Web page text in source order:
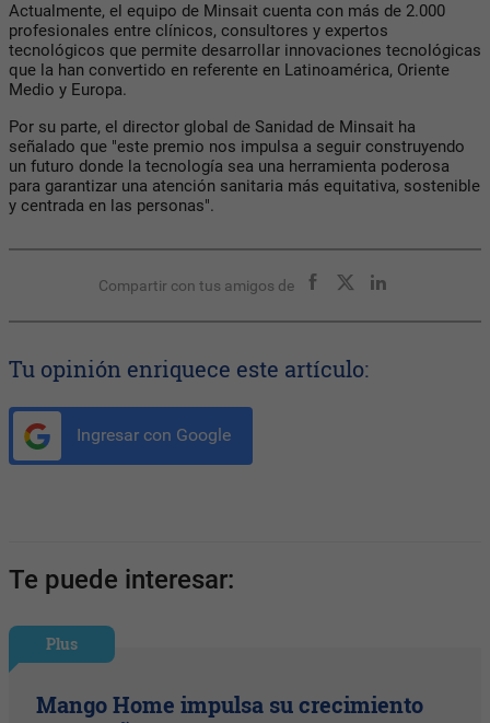
Actualmente, el equipo de Minsait cuenta con más de 2.000
profesionales entre clínicos, consultores y expertos
tecnológicos que permite desarrollar innovaciones tecnológicas
que la han convertido en referente en Latinoamérica, Oriente
Medio y Europa.
Por su parte, el director global de Sanidad de Minsait ha
señalado que "este premio nos impulsa a seguir construyendo
un futuro donde la tecnología sea una herramienta poderosa
para garantizar una atención sanitaria más equitativa, sostenible
y centrada en las personas".
Compartir con tus amigos de
Tu opinión enriquece este artículo:
Ingresar con Google
Te puede interesar:
Plus
Mango Home impulsa su crecimiento